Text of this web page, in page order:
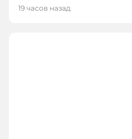
19 часов назад